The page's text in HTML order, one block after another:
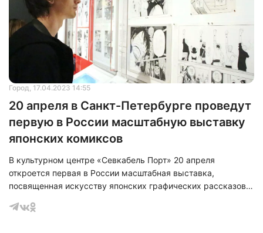
Город, 17.04.2023 14:55
20 апреля в Санкт-Петербурге проведут
первую в России масштабную выставку
японских комиксов
В культурном центре «Севкабель Порт» 20 апреля
откроется первая в России масштабная выставка,
посвященная искусству японских графических рассказов –